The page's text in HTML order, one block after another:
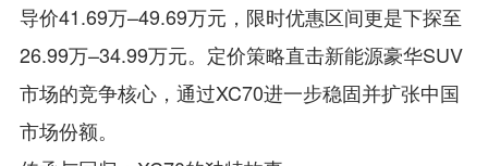
导价41.69万–49.69万元，限时优惠区间更是下探至
26.99万–34.99万元。定价策略直击新能源豪华SUV
市场的竞争核心，通过XC70进一步稳固并扩张中国
市场份额。